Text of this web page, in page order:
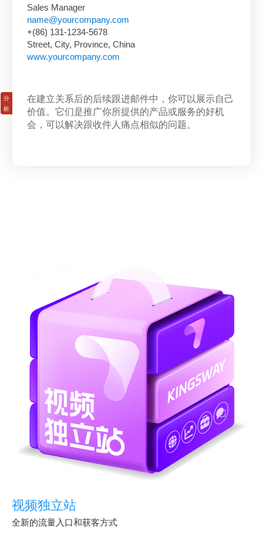
Sales Manager
name@yourcompany.com
+(86) 131-1234-5678
Street, City, Province, China
www.yourcompany.com
在建立关系后的后续跟进邮件中，你可以展示自己
价值。它们是推广你所提供的产品或服务的好机
会，可以解决跟收件人痛点相似的问题。
视频独立站
全新的流量入口和获客方式